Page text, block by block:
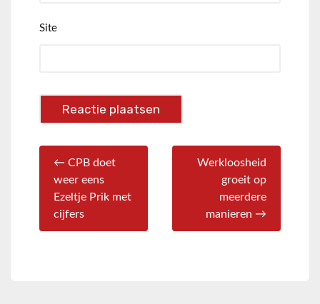
Site
← CPB doet
weer eens
Ezeltje Prik met
cijfers
Werkloosheid
groeit op
meerdere
manieren →